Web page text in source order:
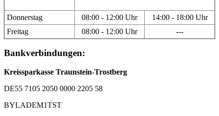
Donnerstag 08:00 - 12:00 Uhr
14:00 - 18:00 Uhr
Freitag
08:00 - 12:00 Uhr ---
Bankverbindungen:
Kreissparkasse Traunstein-Trostberg
DE55 7105 2050 0000 2205 58
BYLADEM1TST